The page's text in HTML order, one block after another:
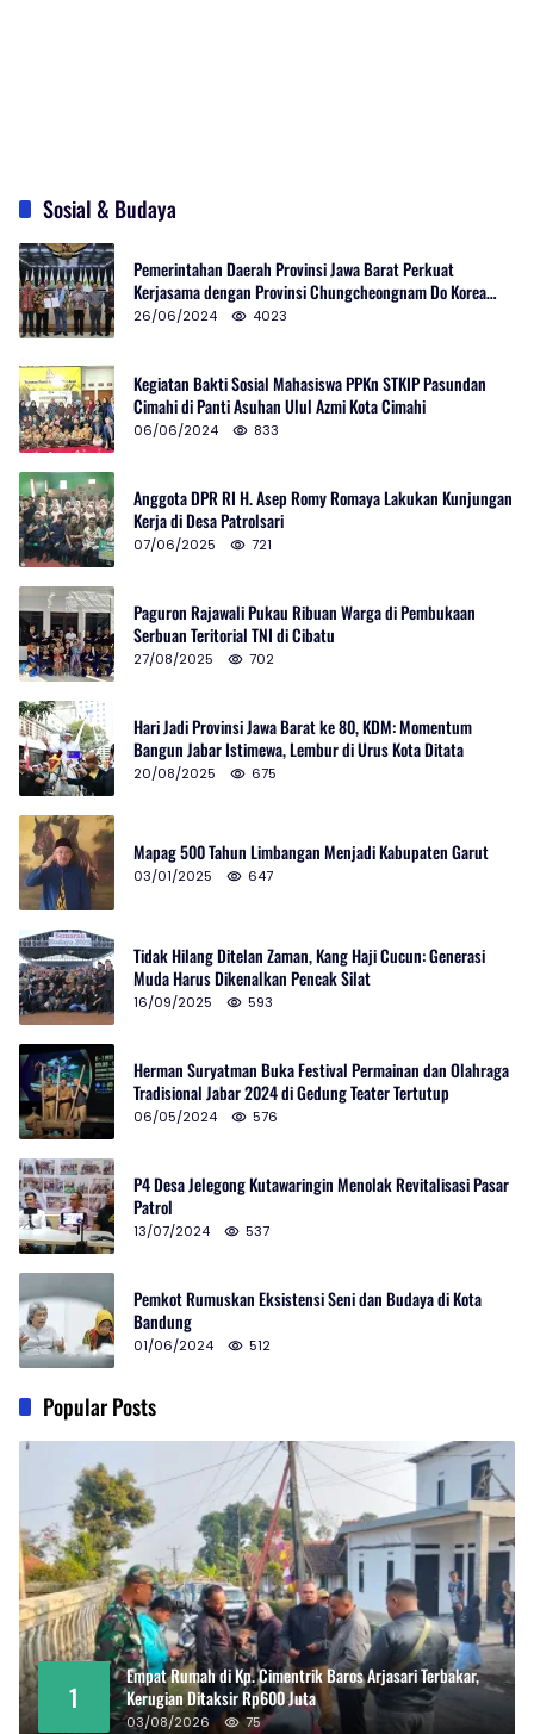
Sosial & Budaya
Pemerintahan Daerah Provinsi Jawa Barat Perkuat
Kerjasama dengan Provinsi Chungcheongnam Do Korea
Selatan
26/06/2024 4023
Kegiatan Bakti Sosial Mahasiswa PPKn STKIP Pasundan
Cimahi di Panti Asuhan Ulul Azmi Kota Cimahi
06/06/2024 833
Anggota DPR RI H. Asep Romy Romaya Lakukan Kunjungan
Kerja di Desa Patrolsari
07/06/2025 721
Paguron Rajawali Pukau Ribuan Warga di Pembukaan
Serbuan Teritorial TNI di Cibatu
27/08/2025 702
Hari Jadi Provinsi Jawa Barat ke 80, KDM: Momentum
Bangun Jabar Istimewa, Lembur di Urus Kota Ditata
20/08/2025 675
Mapag 500 Tahun Limbangan Menjadi Kabupaten Garut
03/01/2025 647
Tidak Hilang Ditelan Zaman, Kang Haji Cucun: Generasi
Muda Harus Dikenalkan Pencak Silat
16/09/2025 593
Herman Suryatman Buka Festival Permainan dan Olahraga
Tradisional Jabar 2024 di Gedung Teater Tertutup
06/05/2024 576
P4 Desa Jelegong Kutawaringin Menolak Revitalisasi Pasar
Patrol
13/07/2024 537
Pemkot Rumuskan Eksistensi Seni dan Budaya di Kota
Bandung
01/06/2024 512
Popular Posts
1
Empat Rumah di Kp. Cimentrik Baros Arjasari Terbakar,
Kerugian Ditaksir Rp600 Juta
03/08/2026 75